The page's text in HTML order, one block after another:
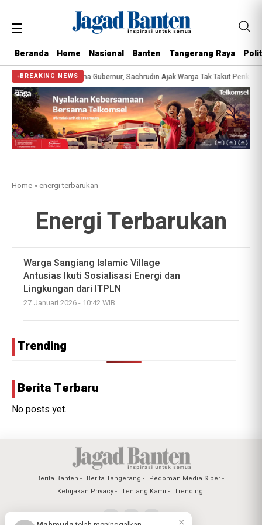
Beranda Home Nasional Banten Tangerang Raya
BREAKING NEWS
Gratis Bersama Gubernur, Sachrudin Ajak Warga Tak Takut Periksa
Home » energi terbarukan
Energi Terbarukan
Warga Sangiang Islamic Village
Antusias Ikuti Sosialisasi Energi dan
Lingkungan dari ITPLN
27 Januari 2026 - 10:42 WIB
Trending
Berita Terbaru
No posts yet.
Berita Banten Berita Tangerang
Pedoman Media Siber
Kebijakan Privacy
Tentang Kami Trending
×